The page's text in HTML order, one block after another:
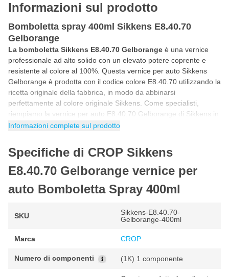
Informazioni sul prodotto
Bomboletta spray 400ml Sikkens E8.40.70
Gelborange
La bomboletta Sikkens E8.40.70 Gelborange è una vernice
professionale ad alto solido con un elevato potere coprente e
resistente al colore al 100%. Questa vernice per auto Sikkens
Gelborange è prodotta con il codice colore E8.40.70 utilizzando la
ricetta originale della fabbrica, in modo da abbinarsi
perfettamente al colore originale Sikkens. Come specialisti,
riempiamo la vernice per auto E8.40.70 Gelborange di Sikkens in
bombola con la tecnologia HPHC. Questa tecnologia ad alta
qualità come quello ottenuto con uno spruzzatore professionale.
Ciò consente di utilizzare questa vernice spray per auto Sikkens
E8.40.70 Gelborange per verniciare nuove parti della vostra auto
o per effettuare riparazioni invisibili.
Come verniciare con la bomboletta spray
Sikkens E8.40.70 Gelborange?
Puoi utilizzare questa vernice spray per auto Sikkens E8.40.70 in
riportato di seguito avrai la certezza di utilizzare correttamente il
un risultato fantastico e originale di fabbrica.
Informazioni complete sul prodotto
Specifiche di CROP Sikkens
E8.40.70 Gelborange vernice per
auto Bomboletta Spray 400ml
SKU
Sikkens-E8.40.70-
Gelborange-400ml
Marca CROP
Numero di componenti (1K) 1 componente